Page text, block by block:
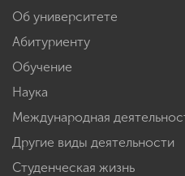
Об университете
Абитуриенту
Обучение
Наука
Международная
Другие виды деятельности
Студенческая жизнь